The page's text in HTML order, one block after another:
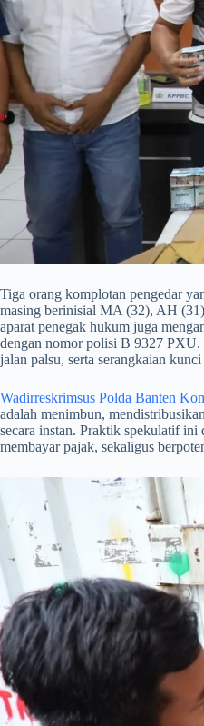
​Tiga orang komplotan pengedar
masing berinisial MA (32), AH
aparat penegak hukum juga
dengan nomor polisi B 9327 PXU.
jalan palsu, serta serangkaian
Wadirreskrimsus Polda Banten
adalah menimbun,
secara instan. Praktik spekulatif
membayar pajak, sekaligus